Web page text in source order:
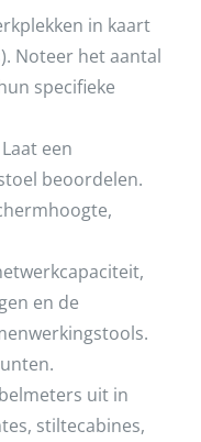
in kaart
Noteer het aantal
specifieke
een
beoordelen.
en de
uit in
stiltecabines,